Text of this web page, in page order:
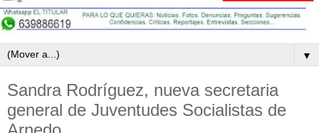
▼
Sandra Rodríguez, nueva secretaria
general de Juventudes Socialistas de